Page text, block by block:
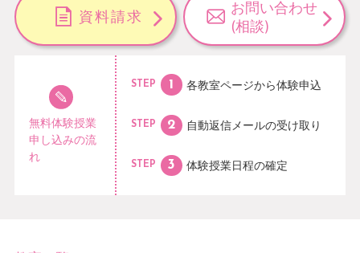
資料請求
お問い合わせ
(相談)
無料体験授業
申し込みの流
れ
STEP 各教室ページから体験申込
STEP 自動返信メールの受け取り
STEP 体験授業日程の確定